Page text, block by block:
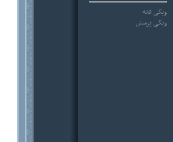
ویکی فقه
ویکی پرسش